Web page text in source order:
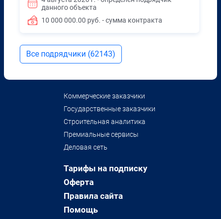
данного объекта
10 000 000.00 руб. - сумма контракта
Все подрядчики (62143)
Коммерческие заказчики
Государственные заказчики
Строительная аналитика
Премиальные сервисы
Деловая сеть
Тарифы на подписку
Оферта
Правила сайта
Помощь